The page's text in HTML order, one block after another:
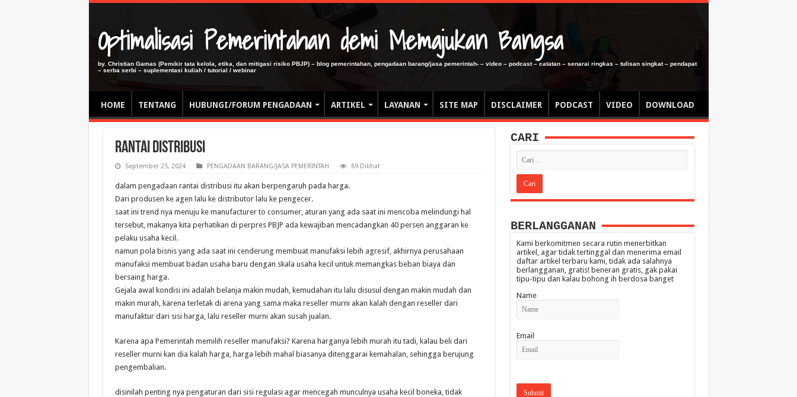
Optimalisasi Pemerintahan demi Memajukan Bangsa
by. Christian Gamas (Pemikir tata kelola, etika, dan mitigasi risiko PBJP) – blog pemerintahan, pengadaan barang/jasa pemerintah- – video – podcast – catatan – senarai ringkas – tulisan singkat – pendapat
– serba serbi – suplementasi kuliah / tutorial / webinar
HOME TENTANG HUBUNGI/FORUM PENGADAAN ARTIKEL LAYANAN SITE MAP DISCLAIMER PODCAST VIDEO DOWNLOAD
Rantai Distribusi
September 25, 2024 PENGADAAN BARANG/JASA PEMERINTAH 69 Dilihat
dalam pengadaan rantai distribusi itu akan berpengaruh pada harga.
Dari produsen ke agen lalu ke distributor lalu ke pengecer.
saat ini trend nya menuju ke manufacturer to consumer, aturan yang ada saat ini mencoba melindungi hal
tersebut, makanya kita perhatikan di perpres PBJP ada kewajiban mencadangkan 40 persen anggaran ke
pelaku usaha kecil.
namun pola bisnis yang ada saat ini cenderung membuat manufaksi lebih agresif, akhirnya perusahaan
manufaksi membuat badan usaha baru dengan skala usaha kecil untuk memangkas beban biaya dan
bersaing harga.
Gejala awal kondisi ini adalah belanja makin mudah, kemudahan itu lalu disusul dengan makin mudah dan
makin murah, karena terletak di arena yang sama maka reseller murni akan kalah dengan reseller dari
manufaktur dari sisi harga, lalu reseller murni akan susah jualan.
Karena apa Pemerintah memilih reseller manufaksi? Karena harganya lebih murah itu tadi, kalau beli dari
reseller murni kan dia kalah harga, harga lebih mahal biasanya ditenggarai kemahalan, sehingga berujung
pengembalian.
disinilah penting nya pengaturan dari sisi regulasi agar mencegah munculnya usaha kecil boneka, tidak
CARI
BERLANGGANAN
Kami berkomitmen secara rutin menerbitkan
artikel, agar tidak tertinggal dan menerima email
daftar artikel terbaru kami, tidak ada salahnya
berlangganan, gratis! beneran gratis, gak pakai
tipu-tipu dan kalau bohong ih berdosa banget
Name
Email